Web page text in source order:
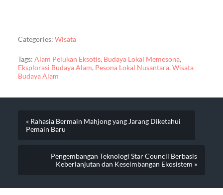
Categories: Wisata
Tags: Alam Pelukan Eksotis, Budaya Lokal Memesona,
Eksplorasi Budaya Alam, Pesona Lokal Nusantara,Wisata
Budaya Alam
« Rahasia Bermain Mahjong yang Jarang Diketahui
Pemain Baru
Pengembangan Teknologi Star Council Berbasis
Keberlanjutan dan Keseimbangan Ekosistem »